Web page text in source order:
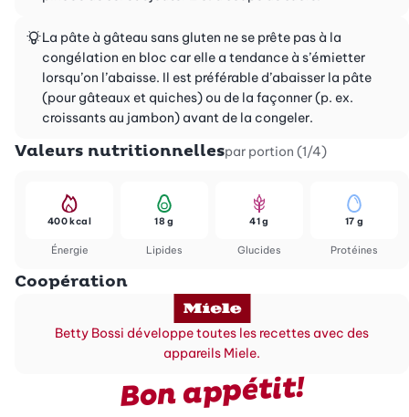
La pâte à gâteau sans gluten ne se prête pas à la
congélation en bloc car elle a tendance à s’émietter
lorsqu’on l’abaisse. Il est préférable d’abaisser la pâte
(pour gâteaux et quiches) ou de la façonner (p. ex.
croissants au jambon) avant de la congeler.
Valeurs nutritionnellespar portion (1/4)
Énergie
400 kcal
Lipides
18 g
Glucides
41 g
Protéines
17 g
Coopération
Betty Bossi développe toutes les recettes avec des
appareils Miele.
Bon appétit!